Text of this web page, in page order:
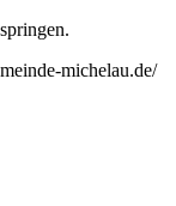
springen.
michelau.de/